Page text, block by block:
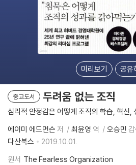
미리보기 공유
중고도서 두려움 없는 조직
심리적 안정감은 어떻게 조직의 학습, 혁신,
에이미 에드먼슨 저 최윤영 역 오승민
다산북스
2019.10.01.
원서 The Fearless Organization